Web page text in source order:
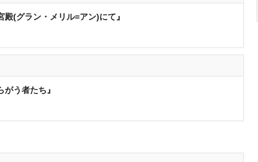
(グラン・メリル=アン)にて』
がう者たち』